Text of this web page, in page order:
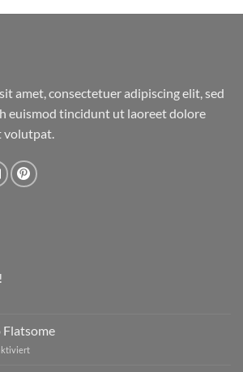
amet, consectetuer adipiscing elit, sed
euismod tincidunt ut laoreet dolore
volutpat.
für